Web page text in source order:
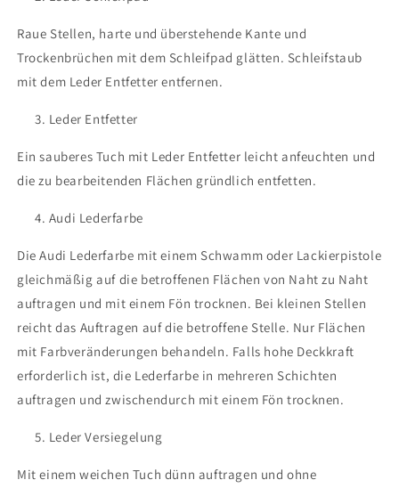
Raue Stellen, harte und überstehende Kante und
Trockenbrüchen mit dem Schleifpad glätten. Schleifstaub
mit dem Leder Entfetter entfernen.
Leder Entfetter
Ein sauberes Tuch mit Leder Entfetter leicht anfeuchten und
die zu bearbeitenden Flächen gründlich entfetten.
Audi Lederfarbe
Die Audi Lederfarbe mit einem Schwamm oder Lackierpistole
gleichmäßig auf die betroffenen Flächen von Naht zu Naht
auftragen und mit einem Fön trocknen. Bei kleinen Stellen
reicht das Auftragen auf die betroffene Stelle. Nur Flächen
mit Farbveränderungen behandeln. Falls hohe Deckkraft
erforderlich ist, die Lederfarbe in mehreren Schichten
auftragen und zwischendurch mit einem Fön trocknen.
Leder Versiegelung
Mit einem weichen Tuch dünn auftragen und ohne